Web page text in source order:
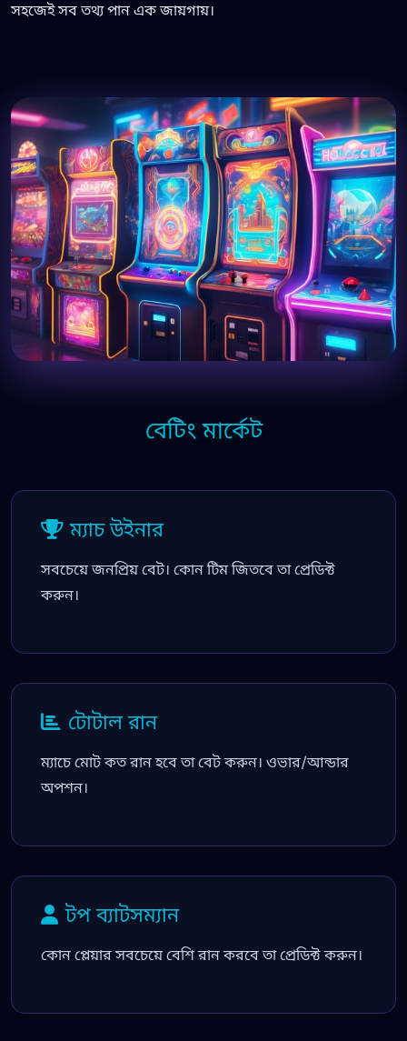
সহজেই সব তথ্য পান এক জায়গায়।
বেটিং মার্কেট
ম্যাচ উইনার
সবচেয়ে জনপ্রিয় বেট। কোন টিম জিতবে তা প্রেডিক্ট
করুন।
টোটাল রান
ম্যাচে মোট কত রান হবে তা বেট করুন। ওভার/আন্ডার
অপশন।
টপ ব্যাটসম্যান
কোন প্লেয়ার সবচেয়ে বেশি রান করবে তা প্রেডিক্ট করুন।